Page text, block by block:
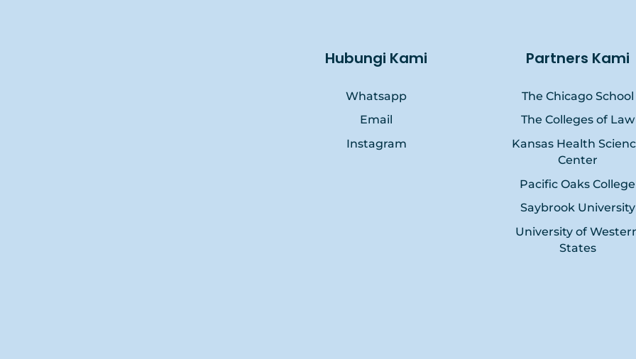
Hubungi Kami
Whatsapp
Email
Instagram
Partners Kami
The Chicago School
The Colleges of Law
Kansas Health
Center
Pacific Oaks College
Saybrook University
University of
States